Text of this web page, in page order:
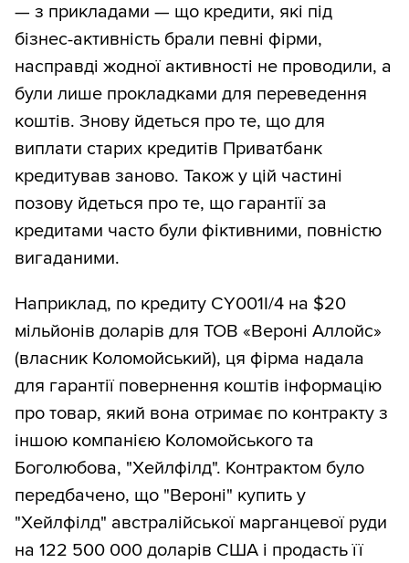
— з прикладами — що кредити, які під
бізнес-активність брали певні фірми,
насправді жодної активності не проводили, а
були лише прокладками для переведення
коштів. Знову йдеться про те, що для
виплати старих кредитів Приватбанк
кредитував заново. Також у цій частині
позову йдеться про те, що гарантії за
кредитами часто були фіктивними, повністю
вигаданими.
Наприклад, по кредиту CY001I/4 на $20
мільйонів доларів для ТОВ «Вероні Аллойс»
(власник Коломойський), ця фірма надала
для гарантії повернення коштів інформацію
про товар, який вона отримає по контракту з
іншою компанією Коломойського та
Боголюбова, "Хейлфілд". Контрактом було
передбачено, що "Вероні" купить у
"Хейлфілд" австралійської марганцевої руди
на 122 500 000 доларів США і продасть її